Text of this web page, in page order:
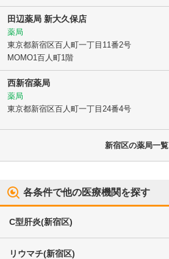
田辺薬局 新大久保店
薬局
東京都新宿区百人町一丁目11番2号
MOMO1百人町1階
西新宿薬局
薬局
東京都新宿区百人町一丁目24番4号
新宿区の薬局一覧
各条件で他の医療機関を探す
C型肝炎(新宿区)
リウマチ(新宿区)